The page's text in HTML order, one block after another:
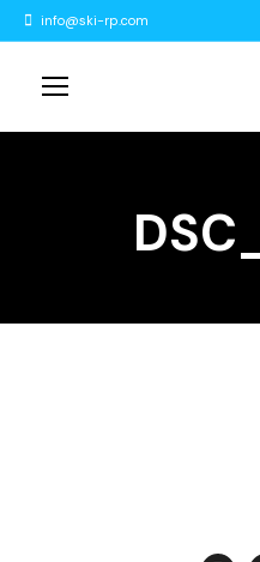
info@ski-rp.com